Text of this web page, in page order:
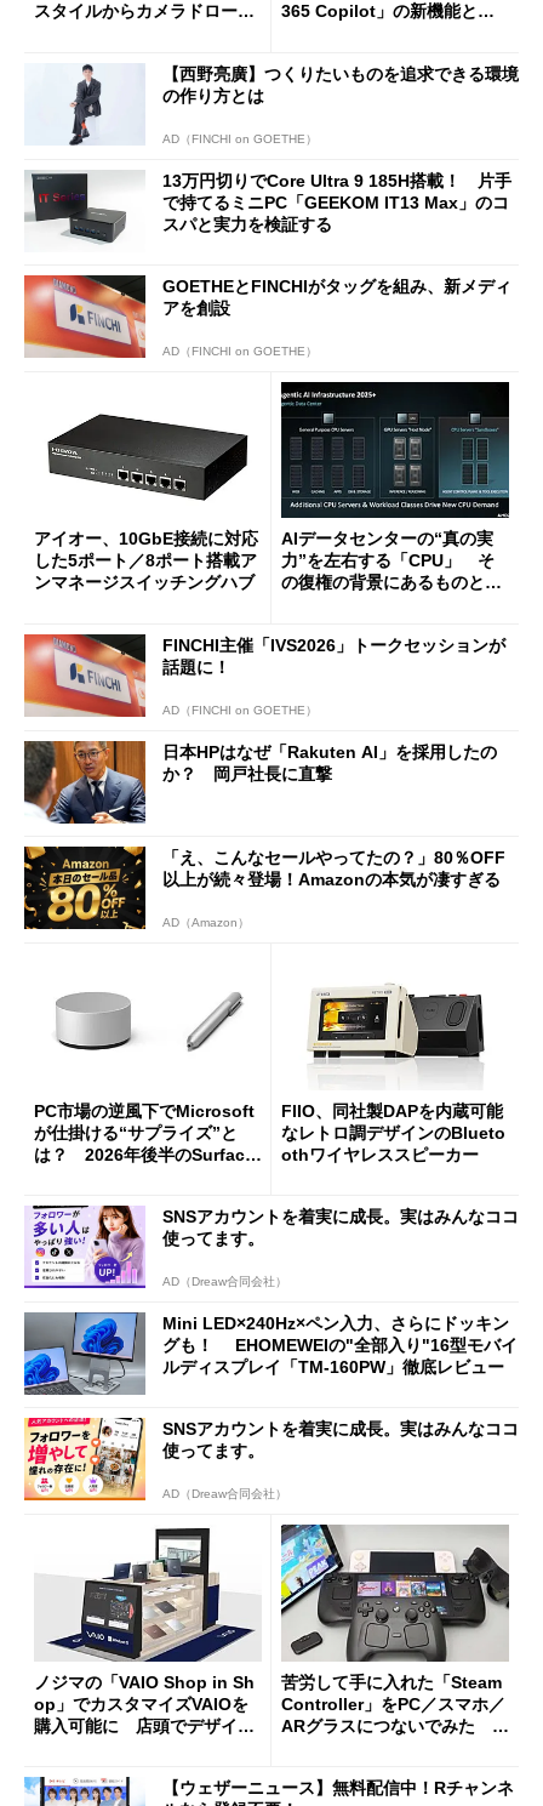
スタイルからカメラドローン
365 Copilot」の新機能とエ
【西野亮廣】つくりたいものを追求できる環境
の作り方とは
AD（FINCHI on GOETHE）
13万円切りでCore Ultra 9 185H搭載！ 片手
で持てるミニPC「GEEKOM IT13 Max」のコ
スパと実力を検証する
GOETHEとFINCHIがタッグを組み、新メディ
アを創設
AD（FINCHI on GOETHE）
アイオー、10GbE接続に対応
した5ポート／8ポート搭載ア
ンマネージスイッチングハブ
AIデータセンターの“真の実
力”を左右する「CPU」 そ
の復権の背景にあるものと
FINCHI主催「IVS2026」トークセッションが
話題に！
AD（FINCHI on GOETHE）
日本HPはなぜ「Rakuten AI」を採用したの
か？ 岡戸社長に直撃
「え、こんなセールやってたの？」80％OFF
以上が続々登場！Amazonの本気が凄すぎる
AD（Amazon）
PC市場の逆風下でMicrosoft
が仕掛ける“サプライズ”と
は？ 2026年後半のSurface
FIIO、同社製DAPを内蔵可能
なレトロ調デザインのBlueto
othワイヤレススピーカー
SNSアカウントを着実に成長。実はみんなココ
使ってます。
AD（Dreaw合同会社）
Mini LED×240Hz×ペン入力、さらにドッキン
グも！ EHOMEWEIの"全部入り"16型モバイ
ルディスプレイ「TM-160PW」徹底レビュー
SNSアカウントを着実に成長。実はみんなココ
使ってます。
AD（Dreaw合同会社）
ノジマの「VAIO Shop in Sh
op」でカスタマイズVAIOを
購入可能に 店頭でデザイン
苦労して手に入れた「Steam
Controller」をPC／スマホ／
ARグラスにつないでみた ゲ
【ウェザーニュース】無料配信中！Rチャンネ